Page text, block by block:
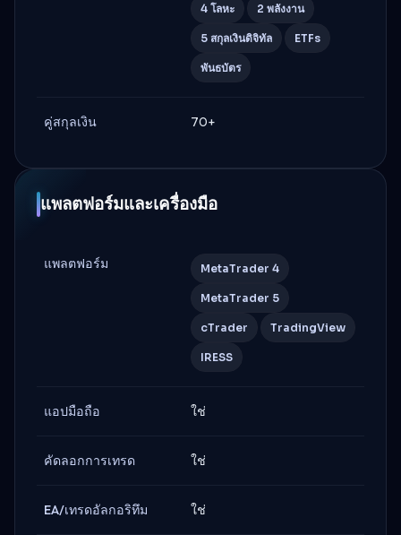
4 โลหะ 2 พลังงาน
5 สกุลเงินดิจิทัล ETFs
พันธบัตร
คู่สกุลเงิน 70+
แพลตฟอร์มและเครื่องมือ
แพลตฟอร์ม MetaTrader 4
MetaTrader 5
cTrader TradingView
IRESS
แอปมือถือ ใช่
คัดลอกการเทรด ใช่
EA/เทรดอัลกอริทึม ใช่